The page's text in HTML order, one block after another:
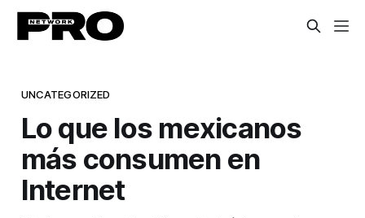
UNCATEGORIZED
Lo que los mexicanos
más consumen en
Internet